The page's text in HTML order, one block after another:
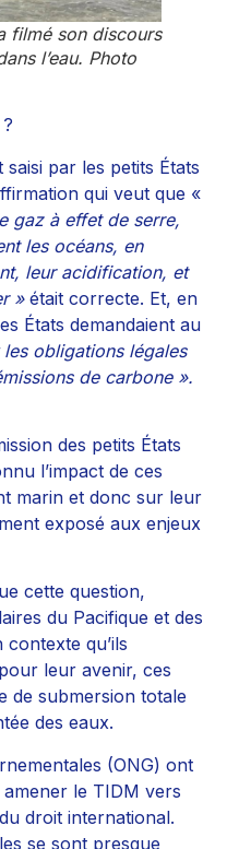
filmé son discours
l’eau. Photo
par les petits États
qui veut que «
gaz à effet de serre,
les océans, en
leur acidification, et
» était correcte. Et, en
États demandaient au
les obligations légales
de carbone ».
des petits États
l’impact de ces
marin et donc sur leur
exposé aux enjeux
cette question,
du Pacifique et des
contexte qu’ils
leur avenir, ces
de submersion totale
des eaux.
(ONG) ont
le TIDM vers
droit international.
se sont presque